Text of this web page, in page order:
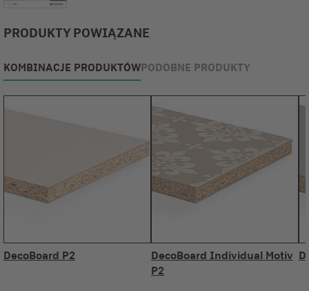
PRODUKTY POWIĄZANE
KOMBINACJE PRODUKTÓWPODOBNE PRODUKTY
DecoBoard P2
DecoBoard Individual Motiv
P2